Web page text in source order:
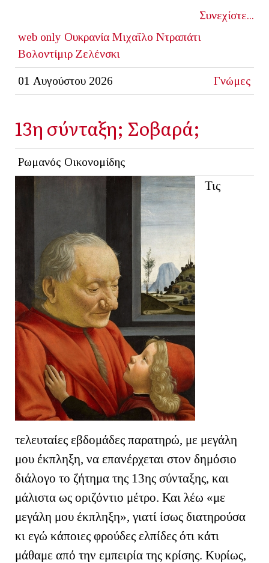
Συνεχίστε...
web only Ουκρανία Μιχαΐλο Ντραπάτι
Βολοντίμιρ Ζελένσκι
01 Αυγούστου 2026 Γνώμες
13η σύνταξη; Σοβαρά;
Ρωμανός Οικονομίδης
Τις
τελευταίες εβδομάδες παρατηρώ, με μεγάλη
μου έκπληξη, να επανέρχεται στον δημόσιο
διάλογο το ζήτημα της 13ης σύνταξης, και
μάλιστα ως οριζόντιο μέτρο. Και λέω «με
μεγάλη μου έκπληξη», γιατί ίσως διατηρούσα
κι εγώ κάποιες φρούδες ελπίδες ότι κάτι
μάθαμε από την εμπειρία της κρίσης. Κυρίως,